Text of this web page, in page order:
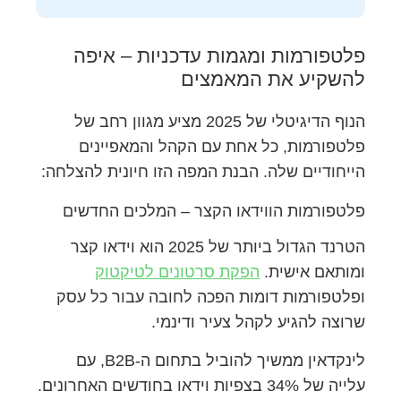
פלטפורמות ומגמות עדכניות – איפה
להשקיע את המאמצים
הנוף הדיגיטלי של 2025 מציע מגוון רחב של
פלטפורמות, כל אחת עם הקהל והמאפיינים
הייחודיים שלה. הבנת המפה הזו חיונית להצלחה:
פלטפורמות הווידאו הקצר – המלכים החדשים
הטרנד הגדול ביותר של 2025 הוא וידאו קצר
ומותאם אישית. הפקת סרטונים לטיקטוק
ופלטפורמות דומות הפכה לחובה עבור כל עסק
שרוצה להגיע לקהל צעיר ודינמי.
לינקדאין ממשיך להוביל בתחום ה-B2B, עם
עלייה של 34% בצפיות וידאו בחודשים האחרונים.